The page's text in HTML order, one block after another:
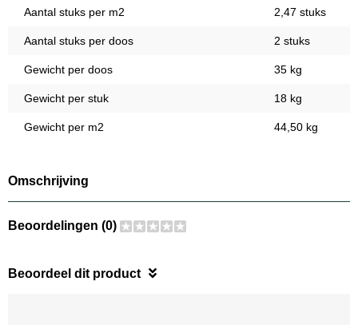
Aantal stuks per m2 2,47 stuks
Aantal stuks per doos 2 stuks
Gewicht per doos 35 kg
Gewicht per stuk 18 kg
Gewicht per m2 44,50 kg
Omschrijving
Beoordelingen (0)
Beoordeel dit product